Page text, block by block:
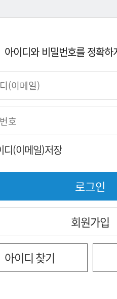
아이디와 비밀번호를 정확
디(이메일)저장
회원가입
아이디 찾기